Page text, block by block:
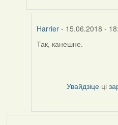
Harrier
Harrier - 15.06.2018 -
In
Виолетта
Так, канешне.
Увайдзіце ці